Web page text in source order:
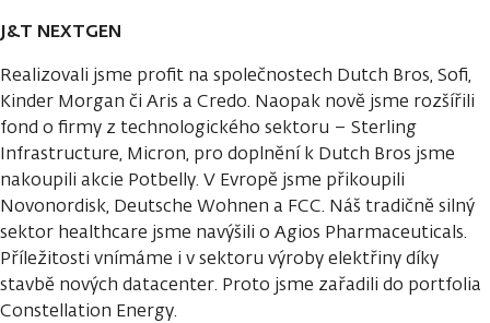
J&T NEXTGEN
Realizovali jsme profit na společnostech Dutch Bros, Sofi,
Kinder Morgan či Aris a Credo. Naopak nově jsme rozšířili
fond o firmy z technologického sektoru – Sterling
Infrastructure, Micron, pro doplnění k Dutch Bros jsme
nakoupili akcie Potbelly. V Evropě jsme přikoupili
Novonordisk, Deutsche Wohnen a FCC. Náš tradičně silný
sektor healthcare jsme navýšili o Agios Pharmaceuticals.
Příležitosti vnímáme i v sektoru výroby elektřiny díky
stavbě nových datacenter. Proto jsme zařadili do portfolia
Constellation Energy.